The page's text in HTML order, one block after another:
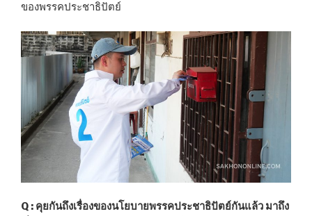
ของพรรคประชาธิปัตย์
Q : คุยกันถึงเรื่องของนโยบายพรรคประชาธิปัตย์กันแล้ว มาถึง